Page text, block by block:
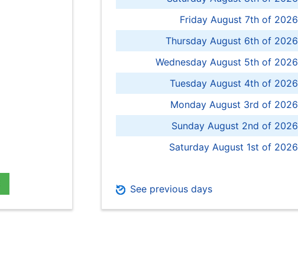
Friday August 7th of 2026
Thursday August 6th of 2026
Wednesday August 5th of 2026
Tuesday August 4th of 2026
Monday August 3rd of 2026
Sunday August 2nd of 2026
Saturday August 1st of 2026
See previous days